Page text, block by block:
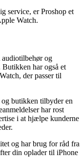
service, er Proshop et
Watch.
audiotilbehør og
har også et
der passer til
butikken tilbyder en
har rost
i at hjælpe kunderne
og har brug for råd fra
din oplader til iPhone